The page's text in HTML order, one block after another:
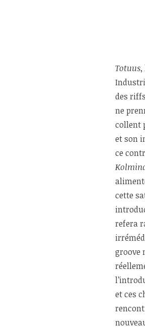
Totuus,
des
ne
collent
et son
ce
cette
refera
groove
et ces